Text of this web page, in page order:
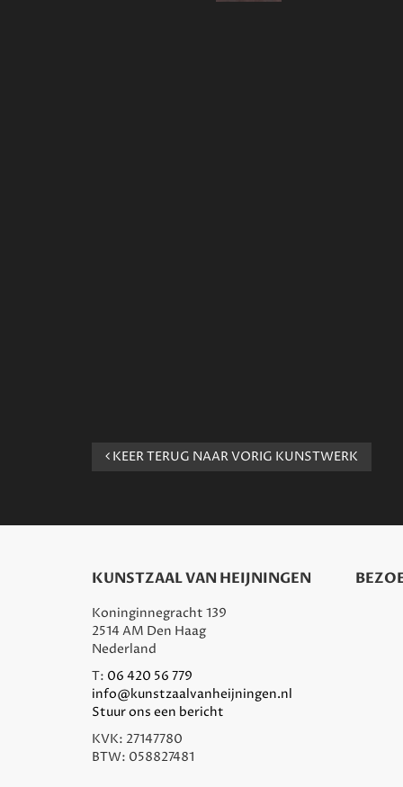
KEER TERUG NAAR VORIG KUNSTWERK
KUNSTZAAL VAN HEIJNINGEN
Koninginnegracht 139
2514 AM Den Haag
Nederland
T: 06 420 56 779
info@kunstzaalvanheijningen.nl
Stuur ons een bericht
KVK: 27147780
BTW: 058827481